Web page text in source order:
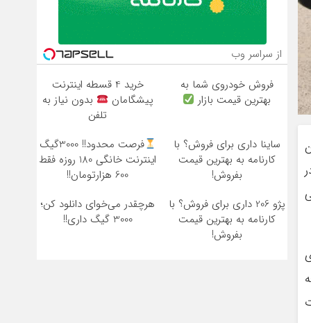
از سراسر وب
فروش خودروی شما به
بهترین قیمت بازار
خرید 4 قسطه اینترنت
پیشگامان
بدون نیاز به
تلفن
ساینا داری برای فروش؟ با
کارنامه به بهترین قیمت
بفروش!
فرصت محدود!! 3000گیگ
اینترنت خانگی 180 روزه فقط
600 هزارتومان!!
پژو 206 داری برای فروش؟ با
کارنامه به بهترین قیمت
بفروش!
هرچقدر می‌خوای دانلود کن؛
3000 گیگ داری!!